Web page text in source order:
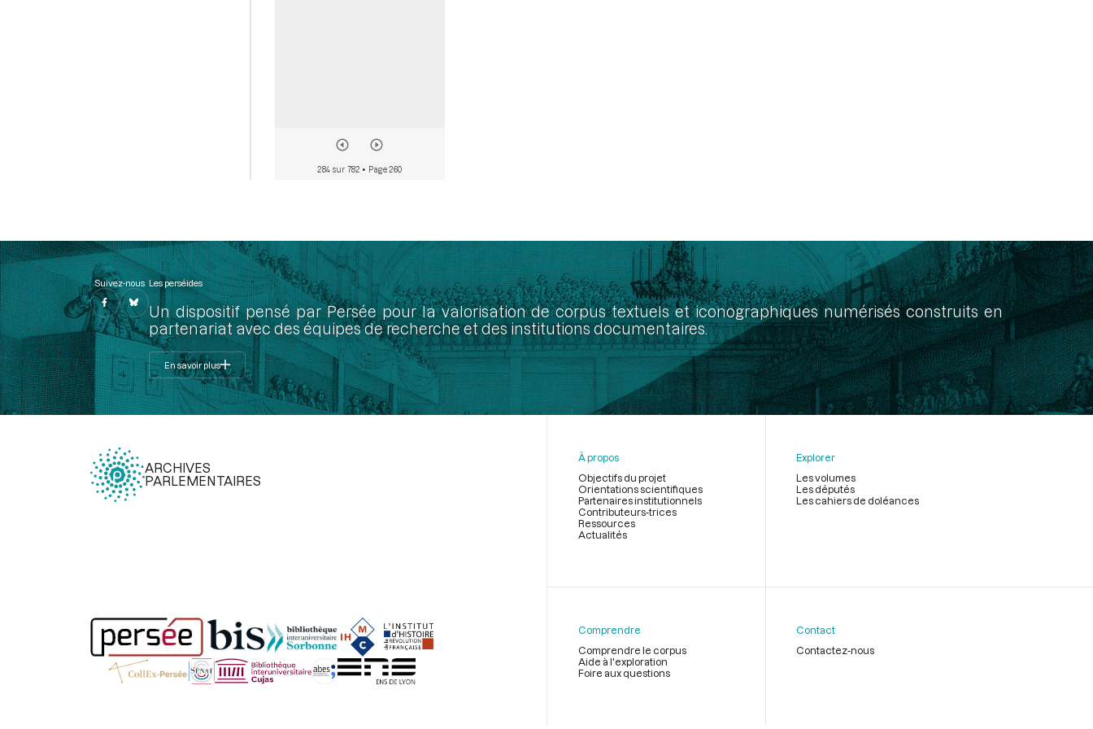
284 sur 782 • Page 260
Suivez-nous Les perséides
Un dispositif pensé par Persée pour la valorisation de corpus textuels et iconographiques numérisés construits en
partenariat avec des équipes de recherche et des institutions documentaires.
En savoir plus
ARCHIVES
PARLEMENTAIRES
page
À propos
Objectifs du projet
Orientations scientifiques
Partenaires institutionnels
Contributeurs-trices
Ressources
Actualités
Explorer
Les volumes
Les députés
Les cahiers de doléances
Comprendre
Comprendre le corpus
Aide à l'exploration
Foire aux questions
Contact
Contactez-nous